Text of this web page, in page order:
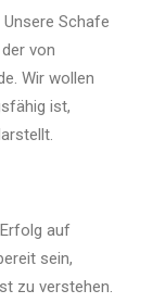
Schafe
von
Wir wollen
ist,
auf
sein,
zu verstehen.